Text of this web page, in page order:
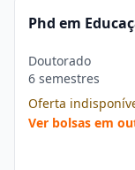
Phd em
Doutorado
6 semestres
Oferta
Ver bolsas em